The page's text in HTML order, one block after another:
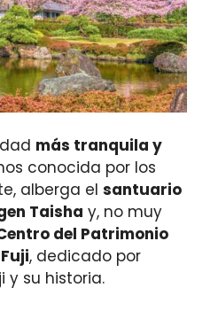
más tranquila y
conocida por los
alberga el santuario
Taisha y, no muy
del Patrimonio
, dedicado por
y su historia.